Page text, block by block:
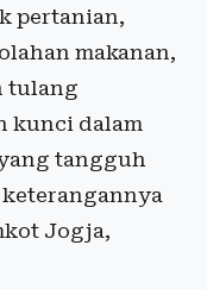
pertanian,
makanan,
tulang
kunci dalam
tangguh
Jogja,